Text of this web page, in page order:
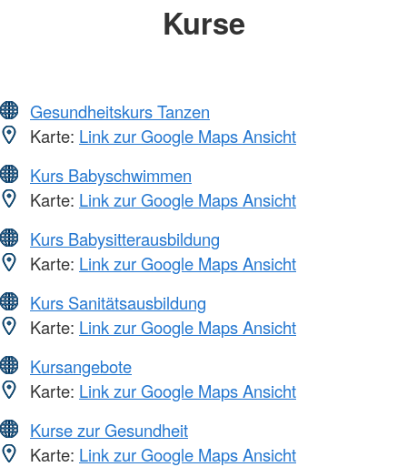
Kurse
Gesundheitskurs Tanzen
Karte: Link zur Google Maps Ansicht
Kurs Babyschwimmen
Karte: Link zur Google Maps Ansicht
Kurs Babysitterausbildung
Karte: Link zur Google Maps Ansicht
Kurs Sanitätsausbildung
Karte: Link zur Google Maps Ansicht
Kursangebote
Karte: Link zur Google Maps Ansicht
Kurse zur Gesundheit
Karte: Link zur Google Maps Ansicht